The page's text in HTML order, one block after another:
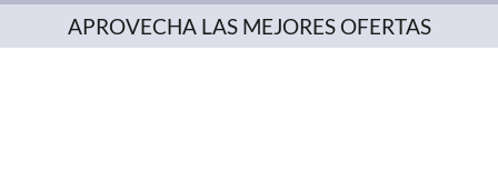
APROVECHA LAS MEJORES OFERTAS